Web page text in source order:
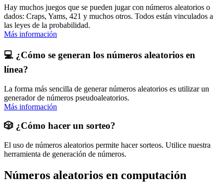
Hay muchos juegos que se pueden jugar con números aleatorios o
dados: Craps, Yams, 421 y muchos otros. Todos están vinculados a
las leyes de la probabilidad.
Más información
💻 ¿Cómo se generan los números aleatorios en
línea?
La forma más sencilla de generar números aleatorios es utilizar un
generador de números pseudoaleatorios.
Más información
🎲 ¿Cómo hacer un sorteo?
El uso de números aleatorios permite hacer sorteos. Utilice nuestra
herramienta de generación de números.
Números aleatorios en computación